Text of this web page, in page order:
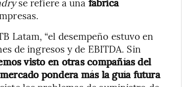
Latam, “el desempeño estuvo en
de ingresos y de EBITDA. Sin
visto en otras compañías del
pondera más la guía futura